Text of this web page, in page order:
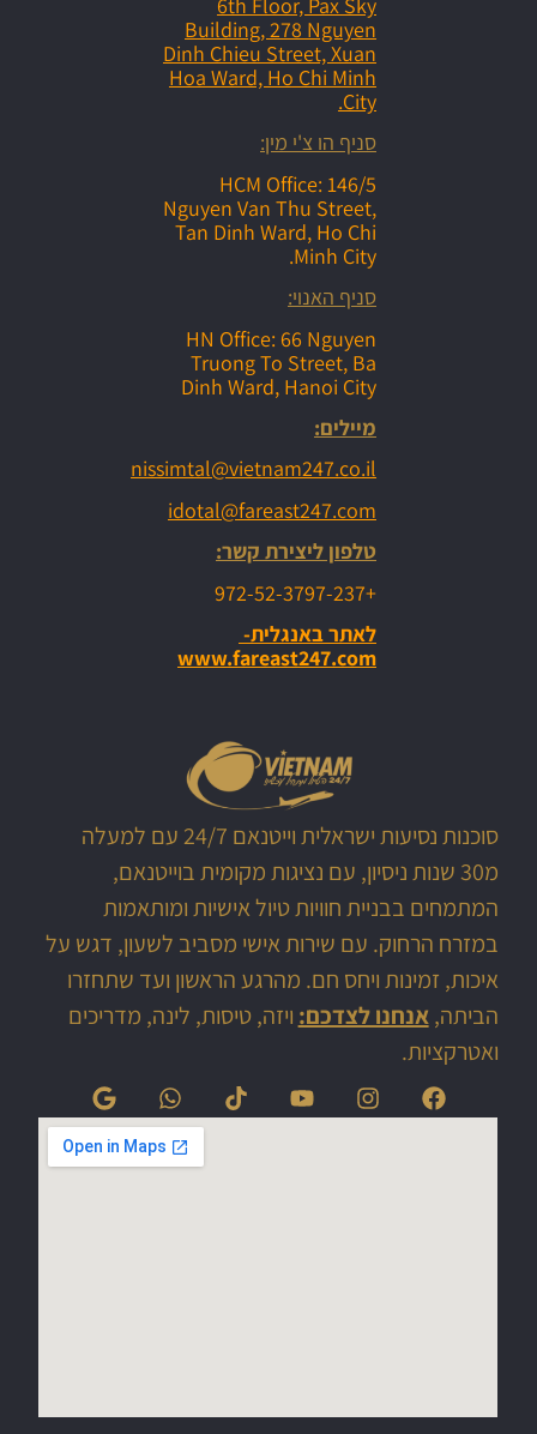
Building, 278 Nguyen
Dinh Chieu Street, Xuan
Hoa Ward, Ho Chi Minh
City.
סניף הו צ'י מין:
HCM Office: 146/5
Nguyen Van Thu Street,
Tan Dinh Ward, Ho Chi
Minh City.
סניף האנוי:
HN Office: 66 Nguyen
Truong To Street, Ba
Dinh Ward, Hanoi City
מיילים:
nissimtal@vietnam247.co.il
idotal@fareast247.com
טלפון ליצירת קשר:
+972-52-3797-237
לאתר באנגלית-
www.fareast247.com
סוכנות נסיעות ישראלית וייטנאם 24/7 עם למעלה
מ30 שנות ניסיון, עם נציגות מקומית בוייטנאם,
המתמחים בבניית חוויות טיול אישיות ומותאמות
במזרח הרחוק. עם שירות אישי מסביב לשעון, דגש על
איכות, זמינות ויחס חם. מהרגע הראשון ועד שתחזרו
הביתה,אנחנו לצדכם: ויזה, טיסות, לינה, מדריכים
ואטרקציות.